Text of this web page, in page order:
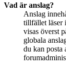
Vad är anslag?
Anslag
tillfället läser
visas överst
globala
du kan posta